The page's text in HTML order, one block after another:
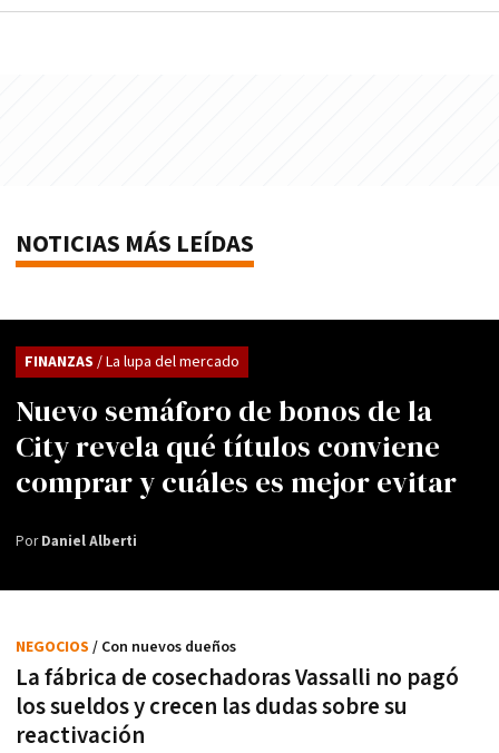
NOTICIAS MÁS LEÍDAS
Nuevo semáforo de bonos de la
City revela qué títulos conviene
comprar y cuáles es mejor evitar
FINANZAS / La lupa del mercado
PorDaniel Alberti
La fábrica de cosechadoras Vassalli no pagó
los sueldos y crecen las dudas sobre su
reactivación
NEGOCIOS / Con nuevos dueños